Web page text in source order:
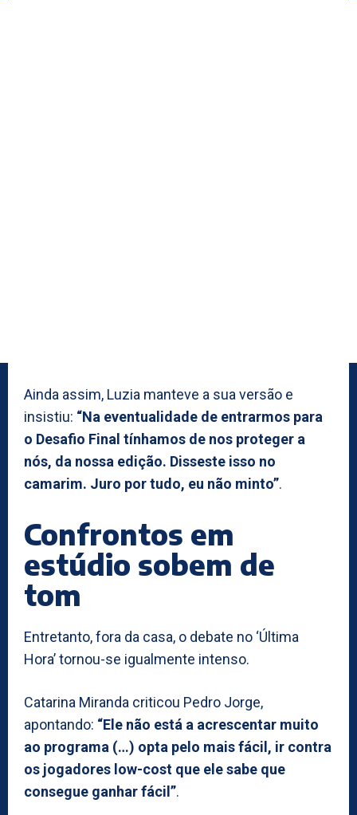
Ainda assim, Luzia manteve a sua versão e
insistiu: “Na eventualidade de entrarmos para
o Desafio Final tínhamos de nos proteger a
nós, da nossa edição. Disseste isso no
camarim. Juro por tudo, eu não minto”.
Confrontos em
estúdio sobem de
tom
Entretanto, fora da casa, o debate no ‘Última
Hora’ tornou-se igualmente intenso.
Catarina Miranda criticou Pedro Jorge,
apontando: “Ele não está a acrescentar muito
ao programa (…) opta pelo mais fácil, ir contra
os jogadores low-cost que ele sabe que
consegue ganhar fácil”.